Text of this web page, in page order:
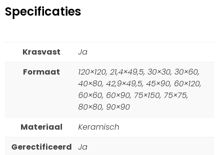
Specificaties
Krasvast
Ja
Formaat
120×120, 21,4×49,5, 30×30, 30×60,
40×80, 42,9×49,5, 45×90, 60×120,
60×60, 60×90, 75×150, 75×75,
80×80, 90×90
Materiaal
Keramisch
Gerectificeerd
Ja